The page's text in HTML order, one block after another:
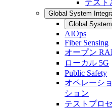
テスト
Global System
Global
AIOps
Fiber Sensing
オープン
ローカル 5G
Public Safety
オペレーシ
ション
テストプロ